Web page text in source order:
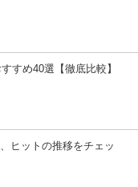
すめ40選【徹底比較】
ヒットの推移をチェッ